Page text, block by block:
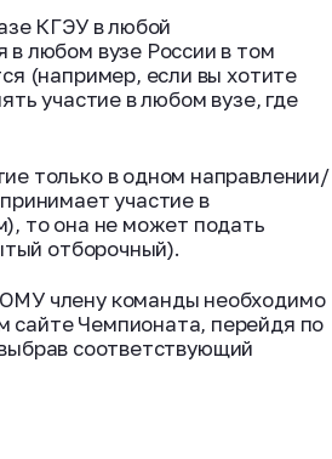
КГЭУ в любой
в любом вузе России в том
(например, если вы хотите
участие в любом вузе, где
только в одном направлении/
участие в
то она не может подать
отборочный).
члену команды необходимо
сайте Чемпионата, перейдя по
соответствующий